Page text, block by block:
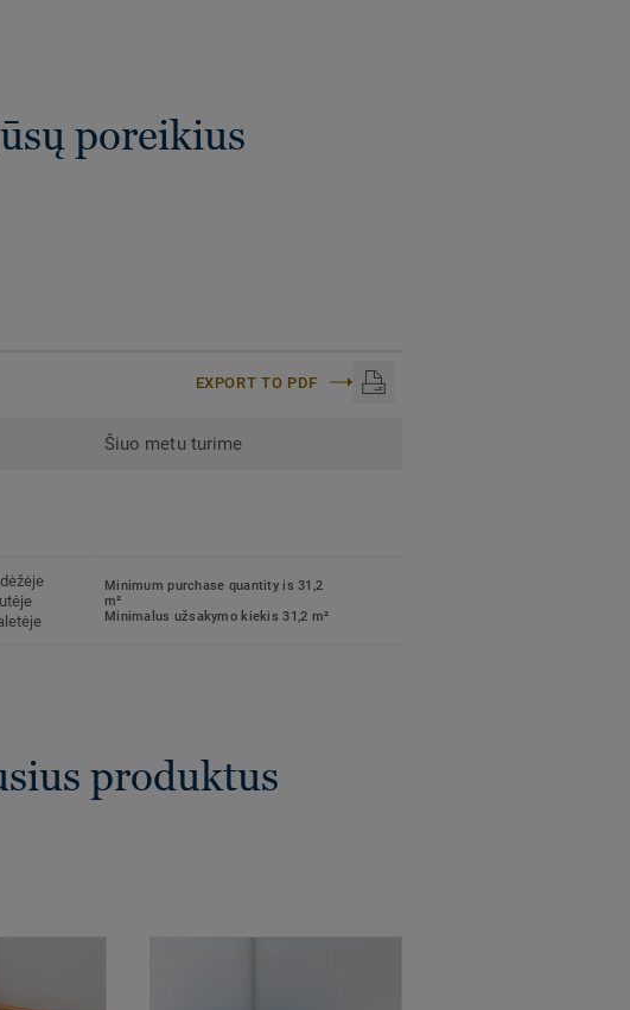
poreikius
EXPORT TO PDF
Šiuo metu turime
Minimum purchase quantity is 31,2
m²
Minimalus užsakymo kiekis 31,2 m²
produktus